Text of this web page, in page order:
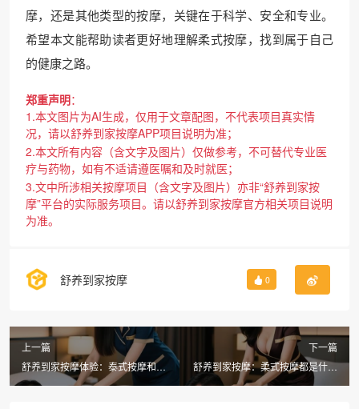
摩，还是其他类型的按摩，关键在于科学、安全和专业。
希望本文能帮助读者更好地理解柔式按摩，找到属于自己
的健康之路。
郑重声明：
1.本文图片为AI生成，仅用于文章配图，不代表项目真实情
况，请以舒养到家按摩APP项目说明为准；
2.本文所有内容（含文字及图片）仅做参考，不可替代专业医
疗与药物，如有不适请遵医嘱和及时就医；
3.文中所涉相关按摩项目（含文字及图片）亦非“舒养到家按
摩”平台的实际服务项目。请以舒养到家按摩官方相关项目说明
为准。
舒养到家按摩 0
上一篇
舒养到家按摩体验：泰式按摩和柔
式按摩哪个更舒服？
下一篇
舒养到家按摩：柔式按摩都是什么
项目？柔式按摩按下体吗